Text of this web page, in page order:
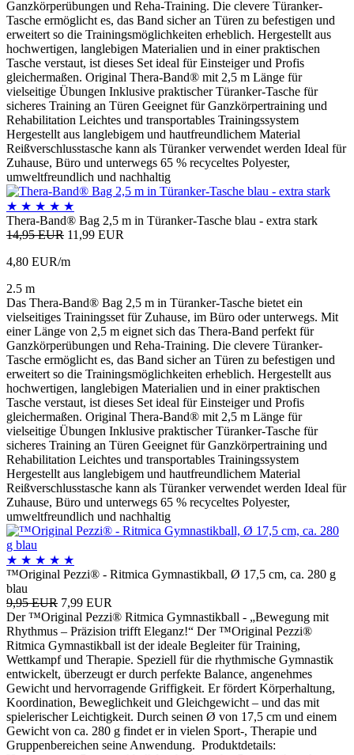
Ganzkörperübungen und Reha-Training. Die clevere Türanker-
Tasche ermöglicht es, das Band sicher an Türen zu befestigen und
erweitert so die Trainingsmöglichkeiten erheblich. Hergestellt aus
hochwertigen, langlebigen Materialien und in einer praktischen
Tasche verstaut, ist dieses Set ideal für Einsteiger und Profis
gleichermaßen. Original Thera-Band® mit 2,5 m Länge für
vielseitige Übungen Inklusive praktischer Türanker-Tasche für
sicheres Training an Türen Geeignet für Ganzkörpertraining und
Rehabilitation Leichtes und transportables Trainingssystem
Hergestellt aus langlebigem und hautfreundlichem Material
Reißverschlusstasche kann als Türanker verwendet werden Ideal für
Zuhause, Büro und unterwegs 65 % recyceltes Polyester,
umweltfreundlich und nachhaltig
★ ★ ★ ★ ★
Thera-Band® Bag 2,5 m in Türanker-Tasche blau - extra stark
14,95 EUR 11,99 EUR
4,80 EUR/m
2.5 m
Das Thera-Band® Bag 2,5 m in Türanker-Tasche bietet ein
vielseitiges Trainingsset für Zuhause, im Büro oder unterwegs. Mit
einer Länge von 2,5 m eignet sich das Thera-Band perfekt für
Ganzkörperübungen und Reha-Training. Die clevere Türanker-
Tasche ermöglicht es, das Band sicher an Türen zu befestigen und
erweitert so die Trainingsmöglichkeiten erheblich. Hergestellt aus
hochwertigen, langlebigen Materialien und in einer praktischen
Tasche verstaut, ist dieses Set ideal für Einsteiger und Profis
gleichermaßen. Original Thera-Band® mit 2,5 m Länge für
vielseitige Übungen Inklusive praktischer Türanker-Tasche für
sicheres Training an Türen Geeignet für Ganzkörpertraining und
Rehabilitation Leichtes und transportables Trainingssystem
Hergestellt aus langlebigem und hautfreundlichem Material
Reißverschlusstasche kann als Türanker verwendet werden Ideal für
Zuhause, Büro und unterwegs 65 % recyceltes Polyester,
umweltfreundlich und nachhaltig
★ ★ ★ ★ ★
™Original Pezzi® - Ritmica Gymnastikball, Ø 17,5 cm, ca. 280 g
blau
9,95 EUR 7,99 EUR
Der ™Original Pezzi® Ritmica Gymnastikball - „Bewegung mit
Rhythmus – Präzision trifft Eleganz!“ Der ™Original Pezzi®
Ritmica Gymnastikball ist der ideale Begleiter für Training,
Wettkampf und Therapie. Speziell für die rhythmische Gymnastik
entwickelt, überzeugt er durch perfekte Balance, angenehmes
Gewicht und hervorragende Griffigkeit. Er fördert Körperhaltung,
Koordination, Beweglichkeit und Gleichgewicht – und das mit
spielerischer Leichtigkeit. Durch seinen Ø von 17,5 cm und einem
Gewicht von ca. 280 g findet er in vielen Sport-, Therapie und
Gruppenbereichen seine Anwendung. Produktdetails: